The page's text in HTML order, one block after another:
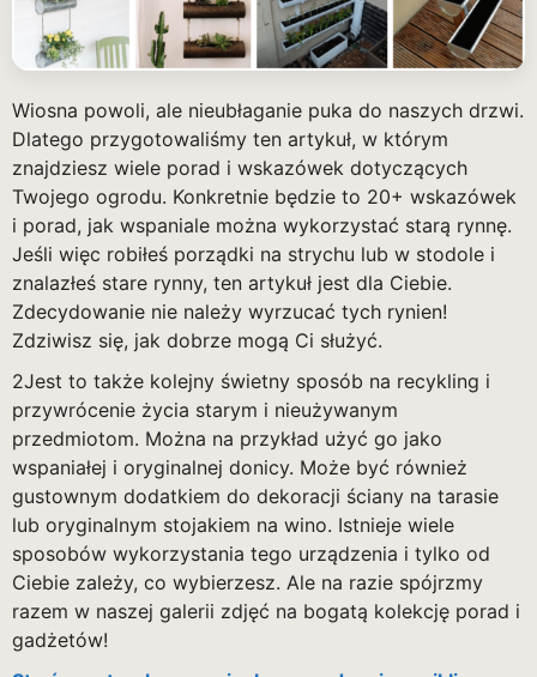
Wiosna powoli, ale nieubłaganie puka do naszych drzwi.
Dlatego przygotowaliśmy ten artykuł, w którym
znajdziesz wiele porad i wskazówek dotyczących
Twojego ogrodu. Konkretnie będzie to 20+ wskazówek
i porad, jak wspaniale można wykorzystać starą rynnę.
Jeśli więc robiłeś porządki na strychu lub w stodole i
znalazłeś stare rynny, ten artykuł jest dla Ciebie.
Zdecydowanie nie należy wyrzucać tych rynien!
Zdziwisz się, jak dobrze mogą Ci służyć.
2Jest to także kolejny świetny sposób na recykling i
przywrócenie życia starym i nieużywanym
przedmiotom. Można na przykład użyć go jako
wspaniałej i oryginalnej donicy. Może być również
gustownym dodatkiem do dekoracji ściany na tarasie
lub oryginalnym stojakiem na wino. Istnieje wiele
sposobów wykorzystania tego urządzenia i tylko od
Ciebie zależy, co wybierzesz. Ale na razie spójrzmy
razem w naszej galerii zdjęć na bogatą kolekcję porad i
gadżetów!